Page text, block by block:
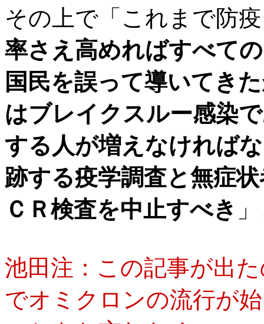
その上で「これまで防
率さえ高めればすべて
国民を誤って導いてき
はブレイクスルー感染
する人が増えなければ
跡する疫学調査と無症
ＣＲ検査を中止すべき
池田注：この記事が出
でオミクロンの流行が